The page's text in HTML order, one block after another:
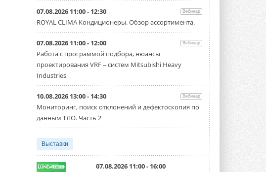
07.08.2026 11:00 - 12:30 Вебинар
ROYAL CLIMA Кондиционеры. Обзор ассортимента.
07.08.2026 11:00 - 12:00 Вебинар
Работа с программой подбора, нюансы
проектирования VRF – систем Mitsubishi Heavy
Industries
10.08.2026 13:00 - 14:30 Вебинар
Мониторинг, поиск отклонений и дефектоскопия по
данным ТЛО. Часть 2
Выставки
07.08.2026 11:00 - 16:00